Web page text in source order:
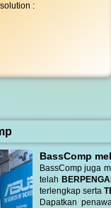
:
BassComp
BassComp juga
telah
terlengkap serta
Dapatkan